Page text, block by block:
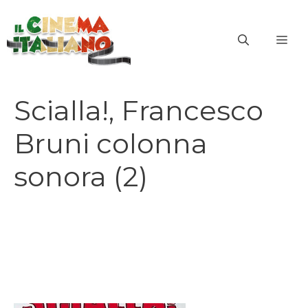
contenuto
Scialla!, Francesco
Bruni colonna
sonora (2)